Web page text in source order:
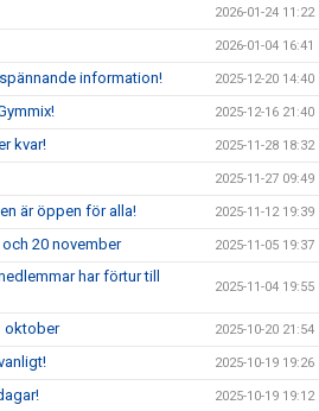
2026-01-24 11:22
2026-01-04 16:41
information! 2025-12-20 14:40
2025-12-16 21:40
kvar! 2025-11-28 18:32
2025-11-27 09:49
är öppen för alla! 2025-11-12 19:39
20 november 2025-11-05 19:37
har förtur till
2025-11-04 19:55
oktober 2025-10-20 21:54
2025-10-19 19:26
2025-10-19 19:12